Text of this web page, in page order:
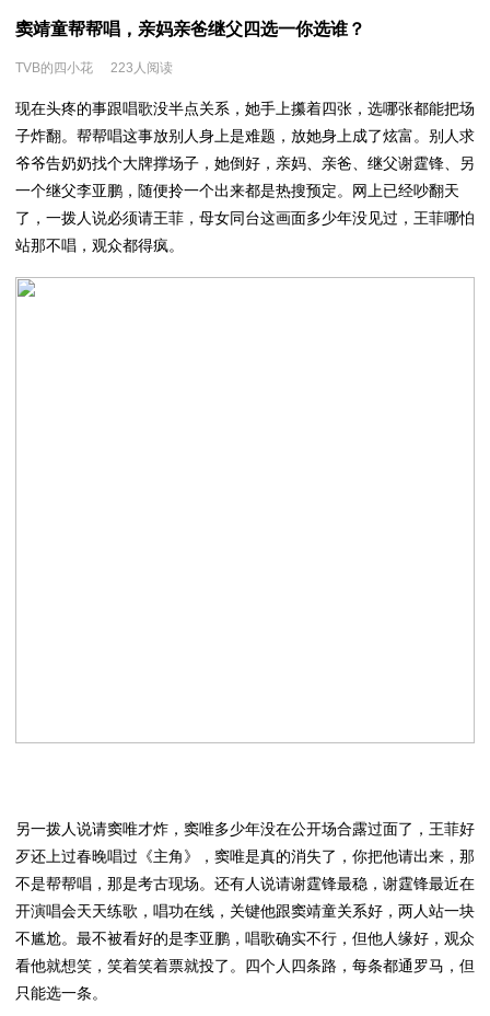
窦靖童帮帮唱，亲妈亲爸继父四选一你选谁？
TVB的四小花 223人阅读
现在头疼的事跟唱歌没半点关系，她手上攥着四张，选哪张都能把场
子炸翻。帮帮唱这事放别人身上是难题，放她身上成了炫富。别人求
爷爷告奶奶找个大牌撑场子，她倒好，亲妈、亲爸、继父谢霆锋、另
一个继父李亚鹏，随便拎一个出来都是热搜预定。网上已经吵翻天
了，一拨人说必须请王菲，母女同台这画面多少年没见过，王菲哪怕
站那不唱，观众都得疯。
另一拨人说请窦唯才炸，窦唯多少年没在公开场合露过面了，王菲好
歹还上过春晚唱过《主角》，窦唯是真的消失了，你把他请出来，那
不是帮帮唱，那是考古现场。还有人说请谢霆锋最稳，谢霆锋最近在
开演唱会天天练歌，唱功在线，关键他跟窦靖童关系好，两人站一块
不尴尬。最不被看好的是李亚鹏，唱歌确实不行，但他人缘好，观众
看他就想笑，笑着笑着票就投了。四个人四条路，每条都通罗马，但
只能选一条。